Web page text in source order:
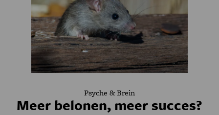
Psyche & Brein
Meer belonen, meer succes?